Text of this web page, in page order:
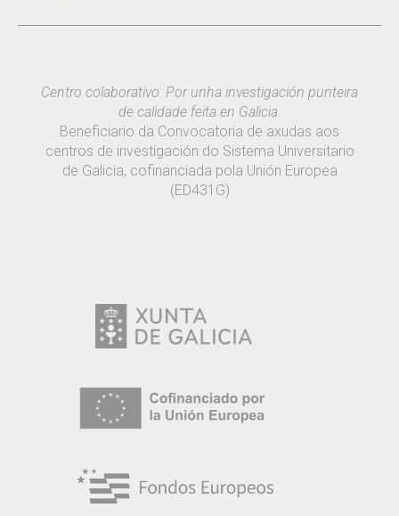
Centro colaborativo: Por unha investigación punteira
de calidade feita en Galicia.
Beneficiario da Convocatoria de axudas aos
centros de investigación do Sistema Universitario
de Galicia, cofinanciada pola Unión Europea
(ED431G)